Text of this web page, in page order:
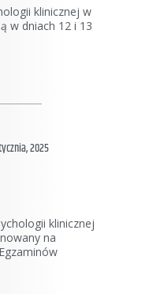
klinicznej w
w dniach 12 i 13
2025
klinicznej
na